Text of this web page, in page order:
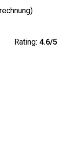
Rating: 4.6/5